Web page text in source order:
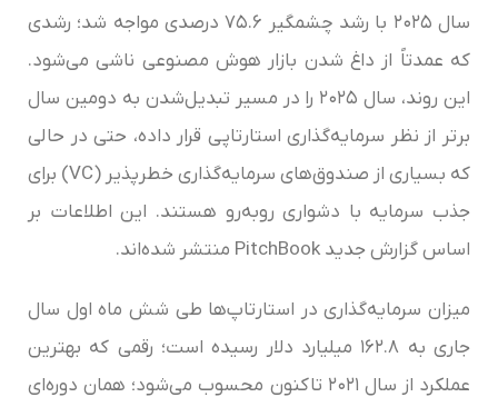
سال ۲۰۲۵ با رشد چشمگیر ۷۵.۶ درصدی مواجه شد؛ رشدی
که عمدتاً از داغ شدن بازار هوش مصنوعی ناشی می‌شود.
این روند، سال ۲۰۲۵ را در مسیر تبدیل‌شدن به دومین سال
برتر از نظر سرمایه‌گذاری استارتاپی قرار داده، حتی در حالی
که بسیاری از صندوق‌های سرمایه‌گذاری خطرپذیر (VC) برای
جذب سرمایه با دشواری روبه‌رو هستند. این اطلاعات بر
اساس گزارش جدید PitchBook منتشر شده‌اند.
میزان سرمایه‌گذاری در استارتاپ‌ها طی شش ماه اول سال
جاری به ۱۶۲.۸ میلیارد دلار رسیده است؛ رقمی که بهترین
عملکرد از سال ۲۰۲۱ تاکنون محسوب می‌شود؛ همان دوره‌ای